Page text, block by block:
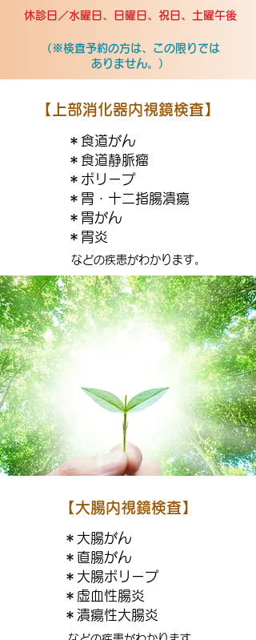
休診日／水曜日、日曜日、祝日、土曜午後
（※検査予約の方は、この限りでは
ありません。）
【上部消化器内視鏡検査】
＊食道がん
＊食道静脈瘤
＊ポリープ
＊胃・十二指腸潰瘍
＊胃がん
＊胃炎
などの疾患がわかります。
【大腸内視鏡検査】
＊大腸がん
＊直腸がん
＊大腸ポリープ
＊虚血性腸炎
＊潰瘍性大腸炎